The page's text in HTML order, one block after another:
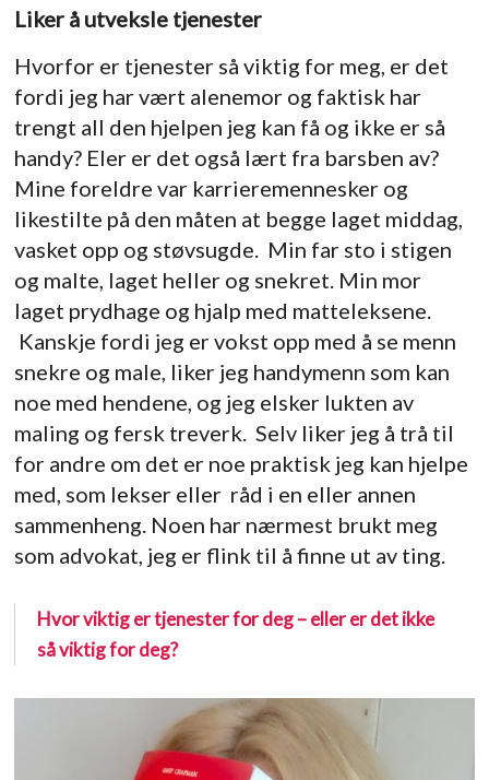
Liker å utveksle tjenester
Hvorfor er tjenester så viktig for meg, er det
fordi jeg har vært alenemor og faktisk har
trengt all den hjelpen jeg kan få og ikke er så
handy? Eler er det også lært fra barsben av?
Mine foreldre var karrieremennesker og
likestilte på den måten at begge laget middag,
vasket opp og støvsugde. Min far sto i stigen
og malte, laget heller og snekret. Min mor
laget prydhage og hjalp med matteleksene.
Kanskje fordi jeg er vokst opp med å se menn
snekre og male, liker jeg handymenn som kan
noe med hendene, og jeg elsker lukten av
maling og fersk treverk. Selv liker jeg å trå til
for andre om det er noe praktisk jeg kan hjelpe
med, som lekser eller råd i en eller annen
sammenheng. Noen har nærmest brukt meg
som advokat, jeg er flink til å finne ut av ting.
Hvor viktig er tjenester for deg – eller er det ikke
så viktig for deg?